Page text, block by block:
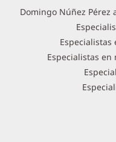
Domingo Núñez Pérez
Especialistas